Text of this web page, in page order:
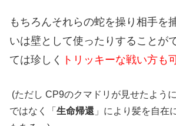
もちろんそれらの蛇を操り相手を
いは壁として使ったりすることが
ては珍しく トリッキーな戦い方も
(ただし CP9のクマドリが見せたよう
ではなく「 生命帰還 」により髪を自在